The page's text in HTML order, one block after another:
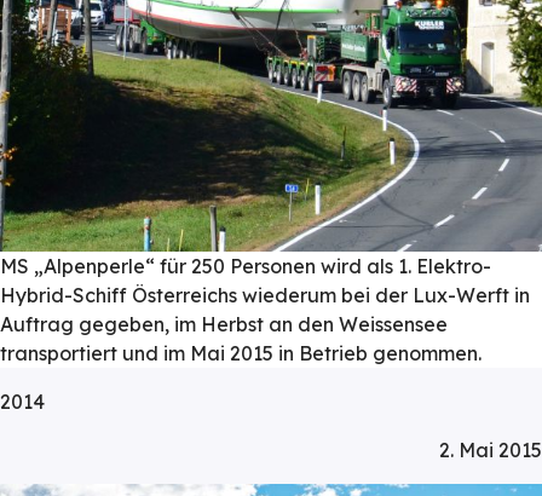
MS „Alpenperle“ für 250 Personen wird als 1. Elektro-
Hybrid-Schiff Österreichs wiederum bei der Lux-Werft in
Auftrag gegeben, im Herbst an den Weissensee
transportiert und im Mai 2015 in Betrieb genommen.
2014
2. Mai 2015